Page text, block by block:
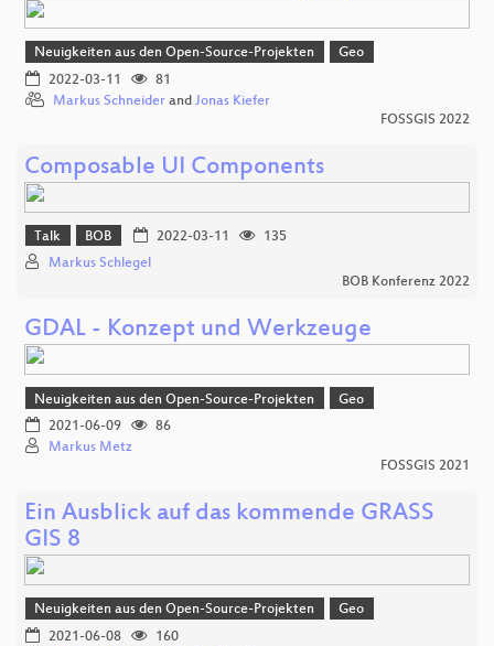
Neuigkeiten aus den Open-Source-Projekten
Geo
2022-03-11
81
Markus Schneider and Jonas Kiefer
FOSSGIS 2022
Composable UI Components
Talk BOB 2022-03-11
135
Markus Schlegel
BOB Konferenz 2022
GDAL - Konzept und Werkzeuge
Neuigkeiten aus den Open-Source-Projekten
Geo
2021-06-09
86
Markus Metz
FOSSGIS 2021
Ein Ausblick auf das kommende GRASS
GIS 8
Neuigkeiten aus den Open-Source-Projekten
Geo
2021-06-08
160